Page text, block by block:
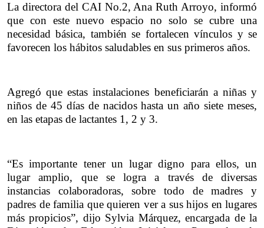
La directora del CAI No.2, Ana Ruth Arroyo, informó
que con este nuevo espacio no solo se cubre una
necesidad básica, también se fortalecen vínculos y se
favorecen los hábitos saludables en sus primeros años.
Agregó que estas instalaciones beneficiarán a niñas y
niños de 45 días de nacidos hasta un año siete meses,
en las etapas de lactantes 1, 2 y 3.
“Es importante tener un lugar digno para ellos, un
lugar amplio, que se logra a través de diversas
instancias colaboradoras, sobre todo de madres y
padres de familia que quieren ver a sus hijos en lugares
más propicios”, dijo Sylvia Márquez, encargada de la